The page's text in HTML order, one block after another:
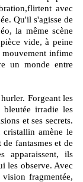
avec
Qu'il s'agisse de
la même scène
vide, à peine
infime
un monde entre
Forgeant les
irradie les
et ses secrets.
cristallin amène le
fantasmes et de
apparaissent, ils
les observe. Avec
fragmentée,